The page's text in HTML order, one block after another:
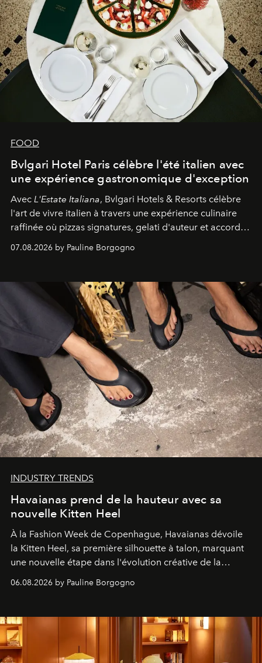
FOOD
Bvlgari Hotel Paris célèbre l'été italien avec
une expérience gastronomique d'exception
Avec L'Estate Italiana, Bvlgari Hotels & Resorts célèbre
l'art de vivre italien à travers une expérience culinaire
raffinée où pizzas signatures, gelati d'auteur et accords
07.08.2026 by Pauline Borgogno
INDUSTRY TRENDS
Havaianas prend de la hauteur avec sa
nouvelle Kitten Heel
À la Fashion Week de Copenhague, Havaianas dévoile
la Kitten Heel, sa première silhouette à talon, marquant
une nouvelle étape dans l'évolution créative de la
06.08.2026 by Pauline Borgogno